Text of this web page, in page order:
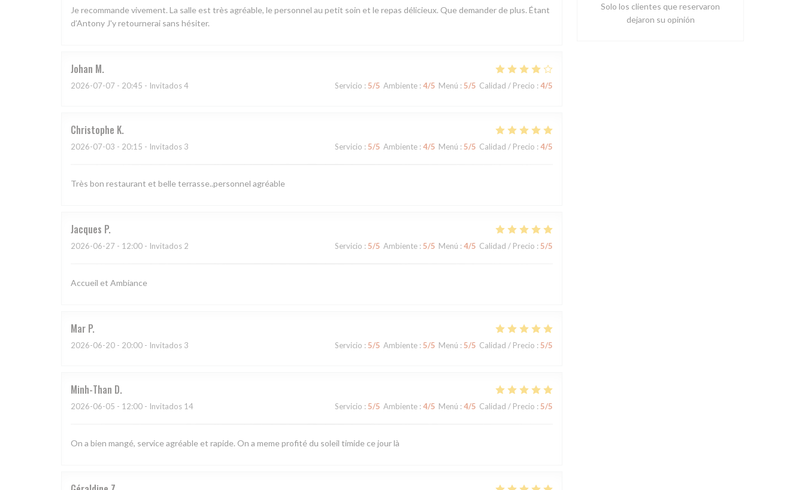
Je recommande vivement. La salle est très agréable, le personnel au petit soin et le repas délicieux. Que demander de plus. Étant
d’Antony J'y retournerai sans hésiter.
Johan M
2026-07-07 - 20:45 - Invitados 4 Servicio : 5/5 Ambiente : 4/5 Menú : 5/5 Calidad / Precio : 4/5
Christophe K
2026-07-03 - 20:15 - Invitados 3 Servicio : 5/5 Ambiente : 4/5 Menú : 5/5 Calidad / Precio : 4/5
Très bon restaurant et belle terrasse..personnel agréable
Jacques P
2026-06-27 - 12:00 - Invitados 2 Servicio : 5/5 Ambiente : 5/5 Menú : 4/5 Calidad / Precio : 5/5
Accueil et Ambiance
Mar P
2026-06-20 - 20:00 - Invitados 3 Servicio : 5/5 Ambiente : 5/5 Menú : 5/5 Calidad / Precio : 5/5
Minh-Than D
2026-06-05 - 12:00 - Invitados 14 Servicio : 5/5 Ambiente : 4/5 Menú : 4/5 Calidad / Precio : 5/5
On a bien mangé, service agréable et rapide. On a meme profité du soleil timide ce jour là
Solo los clientes que reservaron
dejaron su opinión